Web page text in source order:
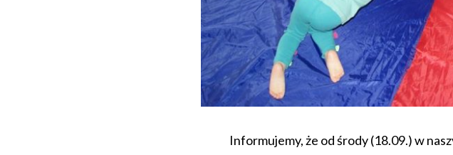
Informujemy, że od środy (18.09.) w